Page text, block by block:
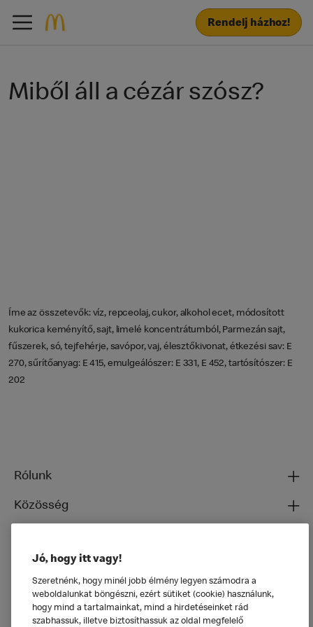
Rendelj házhoz!
Miből áll a cézár szósz?
Íme az összetevők: víz, repceolaj, cukor, alkohol ecet, módosított
kukorica keményítő, sajt, limelé koncentrátumból, Parmezán sajt,
fűszerek, só, tejfehérje, savópor, vaj, élesztőkivonat, étkezési sav: E
270, sűrítőanyag: E 415, emulgeálószer: E 331, E 452, tartósítószer: E
202
Rólunk
Közösség
Általános
Jó, hogy itt vagy!
Szeretnénk, hogy minél jobb élmény legyen számodra a
weboldalunkat böngészni, ezért sütiket (cookie) használunk,
hogy mind a tartalmainkat, mind a hirdetéseinket rád
szabhassuk, illetve biztosíthassuk az oldal megfelelő